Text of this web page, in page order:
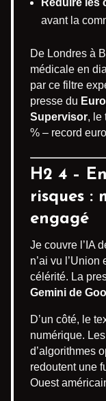
avant la
De Londres à
médicale en
par ce filtre
presse du
Supervisor, le
% – record
H2 4 –
risques :
engagé
Je couvre l’IA
n’ai vu
célérité. La
Gemini de
D’un côté, le
numérique.
d’algorithmes
redoutent une
Ouest